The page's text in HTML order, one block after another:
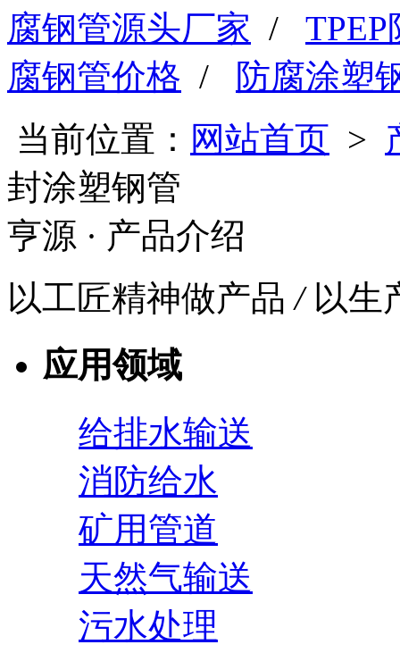
腐钢管源头厂家 /
腐钢管价格 /
防腐涂塑
当前位置： 网站首页 >
封涂塑钢管
亨源 · 产品介绍
以工匠精神做产品/以生
应用领域
给排水输送
消防给水
矿用管道
天然气输送
污水处理